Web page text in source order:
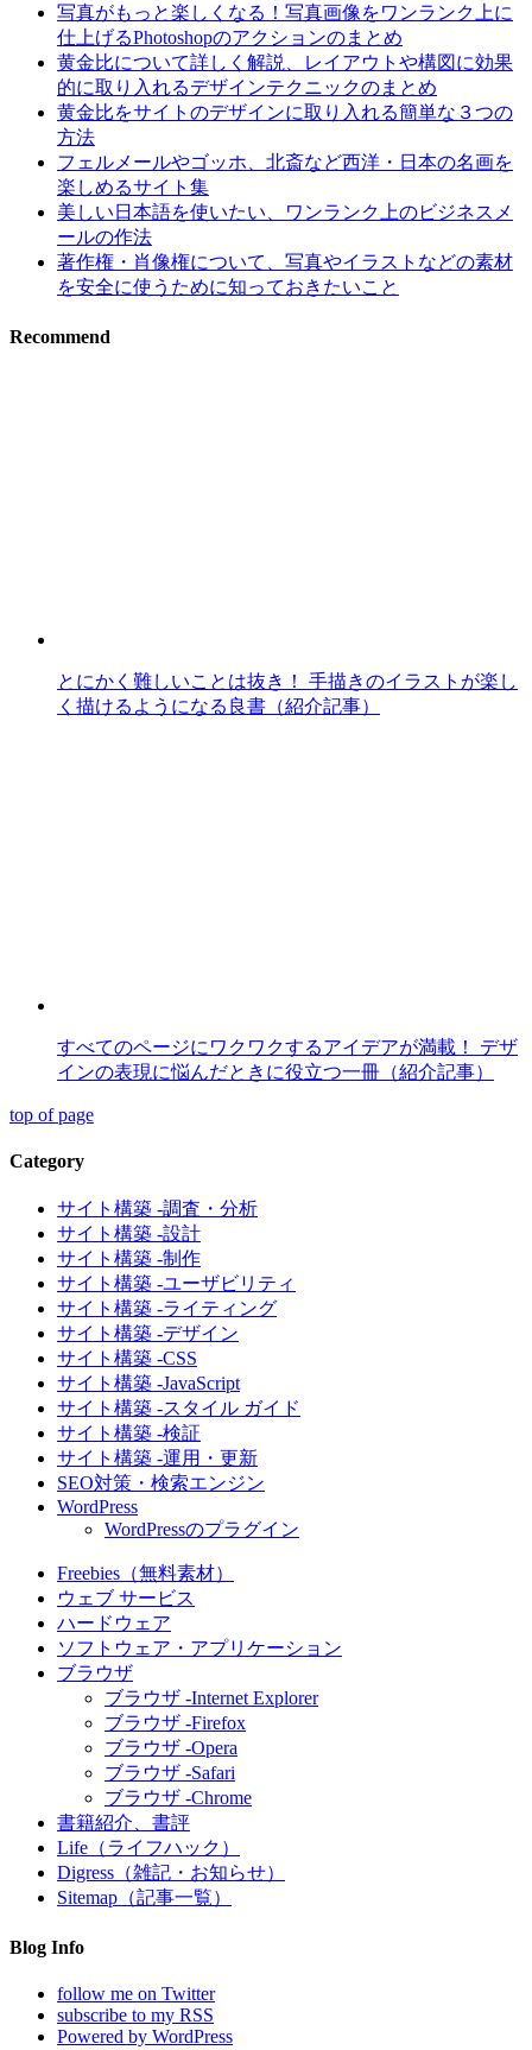
写真がもっと楽しくなる！写真画像をワンランク上に
仕上げるPhotoshopのアクションのまとめ
黄金比について詳しく解説、レイアウトや構図に効果
的に取り入れるデザインテクニックのまとめ
黄金比をサイトのデザインに取り入れる簡単な３つの
方法
フェルメールやゴッホ、北斎など西洋・日本の名画を
楽しめるサイト集
美しい日本語を使いたい、ワンランク上のビジネスメ
ールの作法
著作権・肖像権について、写真やイラストなどの素材
を安全に使うために知っておきたいこと
Recommend
とにかく難しいことは抜き！ 手描きのイラストが楽し
く描けるようになる良書（紹介記事）
すべてのページにワクワクするアイデアが満載！ デザ
インの表現に悩んだときに役立つ一冊（紹介記事）
top of page
Category
サイト構築 -調査・分析
サイト構築 -設計
サイト構築 -制作
サイト構築 -ユーザビリティ
サイト構築 -ライティング
サイト構築 -デザイン
サイト構築 -CSS
サイト構築 -JavaScript
サイト構築 -スタイル ガイド
サイト構築 -検証
サイト構築 -運用・更新
SEO対策・検索エンジン
WordPress
WordPressのプラグイン
Freebies（無料素材）
ウェブ サービス
ハードウェア
ソフトウェア・アプリケーション
ブラウザ
ブラウザ -Internet Explorer
ブラウザ -Firefox
ブラウザ -Opera
ブラウザ -Safari
ブラウザ -Chrome
書籍紹介、書評
Life（ライフハック）
Digress（雑記・お知らせ）
Sitemap（記事一覧）
Blog Info
follow me on Twitter
subscribe to my RSS
Powered by WordPress